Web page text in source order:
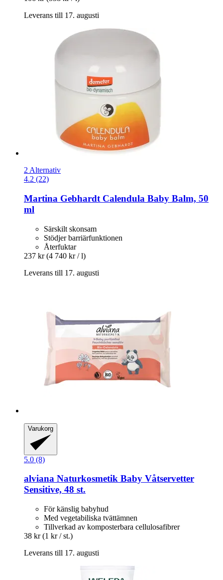
Leverans till 17. augusti
2 Alternativ
4.2 (22)
Martina Gebhardt Calendula Baby Balm, 50
ml
Särskilt skonsam
Stödjer barriärfunktionen
Återfuktar
237 kr (4 740 kr / l)
Leverans till 17. augusti
Varukorg
5.0 (8)
alviana Naturkosmetik Baby Våtservetter
Sensitive, 48 st.
För känslig babyhud
Med vegetabiliska tvättämnen
Tillverkad av komposterbara cellulosafibrer
38 kr (1 kr / st.)
Leverans till 17. augusti